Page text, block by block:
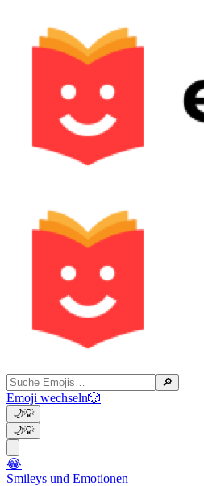
🔎
Emoji wechseln🎲
🌙💡
🌙💡
😂
Smileys und Emotionen